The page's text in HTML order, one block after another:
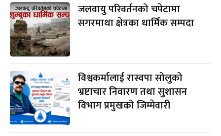
जलवायु परिवर्तनको चपेटामा
सगरमाथा क्षेत्रका धार्मिक सम्पदा
विश्वकर्मालाई रास्वपा सोलुको
भ्रष्टाचार निवारण तथा सुशासन
विभाग प्रमुखको जिम्मेवारी